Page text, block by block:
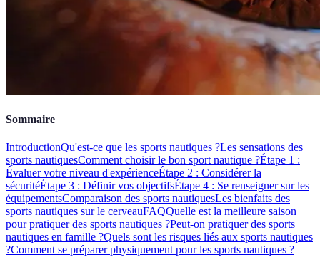
Sommaire
IntroductionQu'est-ce que les sports nautiques ?Les sensations des
sports nautiquesComment choisir le bon sport nautique ?Étape 1 :
Évaluer votre niveau d'expérienceÉtape 2 : Considérer la
sécuritéÉtape 3 : Définir vos objectifsÉtape 4 : Se renseigner sur les
équipementsComparaison des sports nautiquesLes bienfaits des
sports nautiques sur le cerveauFAQQuelle est la meilleure saison
pour pratiquer des sports nautiques ?Peut-on pratiquer des sports
nautiques en famille ?Quels sont les risques liés aux sports nautiques
?Comment se préparer physiquement pour les sports nautiques ?